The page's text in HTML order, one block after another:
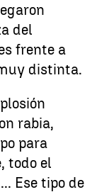
del
frente a
distinta.
rabia,
para
todo el
Ese tipo de